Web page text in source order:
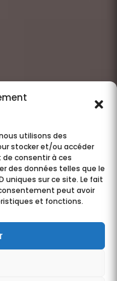
utilisons des
stocker et/ou accéder
consentir à ces
des données telles que le
uniques sur ce site. Le fait
peut avoir
et fonctions.